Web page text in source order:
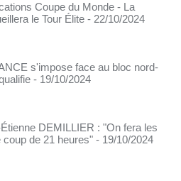
Coupe du Monde - La
le Tour Élite - 22/10/2024
s'impose face au bloc nord-
- 19/10/2024
DEMILLIER : "On fera les
de 21 heures" - 19/10/2024